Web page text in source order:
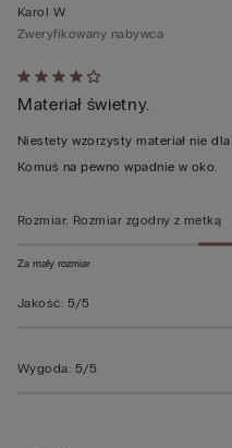
Ocena
4
z
5
Karol W
Zweryfikowany nabywca
Materiał świetny.
Niestety wzorzysty materiał nie
Komuś na pewno wpadnie w oko.
Rozmiar: Rozmiar zgodny z metką
Za mały rozmiar
Jakość: 5/5
Wygoda: 5/5